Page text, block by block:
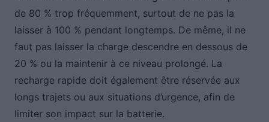
de 80 % trop fréquemment, surtout de ne pas la
laisser à 100 % pendant longtemps. De même, il ne
faut pas laisser la charge descendre en dessous de
20 % ou la maintenir à ce niveau prolongé. La
recharge rapide doit également être réservée aux
longs trajets ou aux situations d’urgence, afin de
limiter son impact sur la batterie.